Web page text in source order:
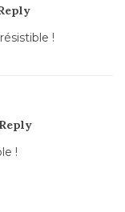
!
Reply
!